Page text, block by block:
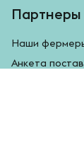
Партнеры
Наши
Анкета